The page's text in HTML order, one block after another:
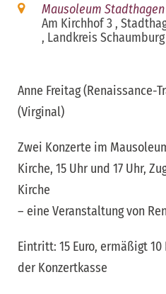
Mausoleum Stadthagen
Am Kirchhof 3 ,
, Landkreis Schaumburg
Anne Freitag (Renaissance-
(Virginal)
Zwei Konzerte im
Kirche, 15 Uhr und 17 Uhr,
Kirche
– eine Veranstaltung von
Eintritt: 15 Euro, ermäßigt
der Konzertkasse